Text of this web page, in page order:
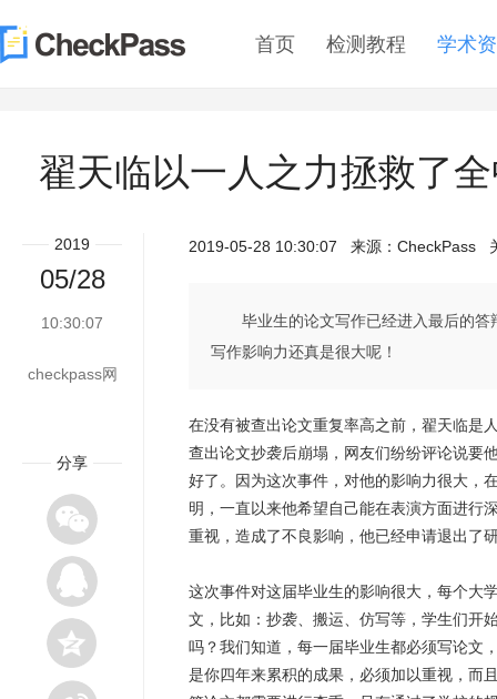
首页 检测教程 学术
翟天临以一人之力拯救了
2019
05/28
10:30:07
checkpass网
分享
2019-05-28 10:30:07 来源：CheckPass
毕业生的论文写作已经进入最后的
写作影响力还真是很大呢！
在没有被查出论文重复率高之前，翟天临是
查出论文抄袭后崩塌，网友们纷纷评论说要
好了。因为这次事件，对他的影响力很大，
明，一直以来他希望自己能在表演方面进行
重视，造成了不良影响，他已经申请退出了
这次事件对这届毕业生的影响很大，每个大
文，比如：抄袭、搬运、仿写等，学生们开
吗？我们知道，每一届毕业生都必须写论文
是你四年来累积的成果，必须加以重视，而